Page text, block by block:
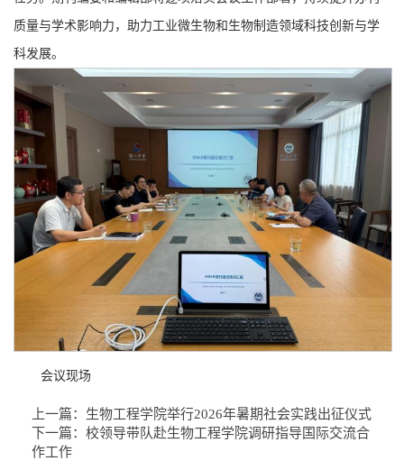
质量与学术影响力，助力工业微生物和生物制造领域科技创新与学
科发展。
会议现场
上一篇： 生物工程学院举行2026年暑期社会实践出征仪式
下一篇： 校领导带队赴生物工程学院调研指导国际交流合
作工作